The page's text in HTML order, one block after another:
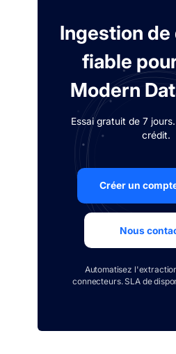
Ingestion de
fiable
Modern
Essai gratuit de 7
crédit.
Créer un
Nous
Automatisez
connecteurs. SLA de